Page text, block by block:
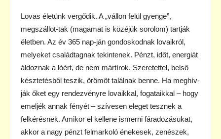
Lovas életünk vergődik. A „vállon felül gyenge”,
megszállot-tak (magamat is közéjük sorolom) tartják
életben. Az év 365 nap-ján gondoskodnak lovaikról,
melyeket családtagnak tekintenek. Pénzt, időt, energiát
áldoznak a lóért, de nem mártírok. Szeretettel, belső
késztetésből teszik, örömöt találnak benne. Ha meghív-
ják őket egy rendezvényre lovaikkal, fogataikkal – hogy
emeljék annak fényét – szívesen eleget tesznek a
felkérésnek. Amikor el kellene ismerni fáradozásukat,
akkor a nagy pénzt felmarkoló énekesek, zenészek,